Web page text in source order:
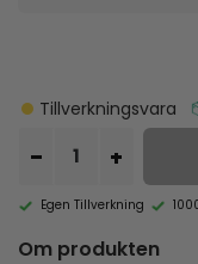
Tillverkningsvara
Egen Tillverkning
Om produkten